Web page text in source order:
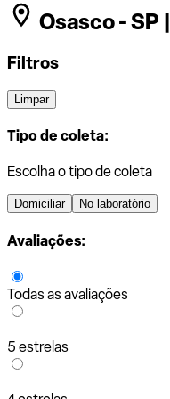
Osasco - SP |
Filtros
Limpar
Tipo de coleta:
Escolha o tipo de coleta
Domiciliar No laboratório
Avaliações:
Todas as avaliações
5 estrelas